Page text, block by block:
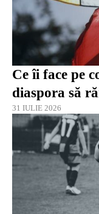
Ce îi face pe
diaspora să
31 IULIE 2026